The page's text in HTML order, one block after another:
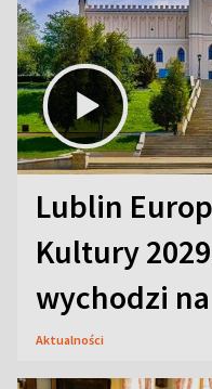
Lublin
Kultury
wychodzi
Aktualności